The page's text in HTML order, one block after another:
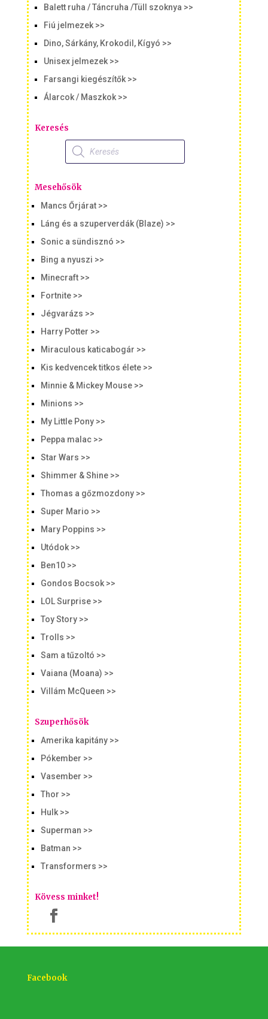
Balett ruha / Táncruha /Tüll szoknya >>
Fiú jelmezek >>
Dino, Sárkány, Krokodil, Kígyó >>
Unisex jelmezek >>
Farsangi kiegészítők >>
Álarcok / Maszkok >>
Keresés
Products
search
Mesehősök
Mancs Őrjárat >>
Láng és a szuperverdák (Blaze) >>
Sonic a sündisznó >>
Bing a nyuszi >>
Minecraft >>
Fortnite >>
Jégvarázs >>
Harry Potter >>
Miraculous katicabogár >>
Kis kedvencek titkos élete >>
Minnie & Mickey Mouse >>
Minions >>
My Little Pony >>
Peppa malac >>
Star Wars >>
Shimmer & Shine >>
Thomas a gőzmozdony >>
Super Mario >>
Mary Poppins >>
Utódok >>
Ben10 >>
Gondos Bocsok >>
LOL Surprise >>
Toy Story >>
Trolls >>
Sam a tűzoltó >>
Vaiana (Moana) >>
Villám McQueen >>
Szuperhősök
Amerika kapitány >>
Pókember >>
Vasember >>
Thor >>
Hulk >>
Superman >>
Batman >>
Transformers >>
Kövess minket!
Facebook